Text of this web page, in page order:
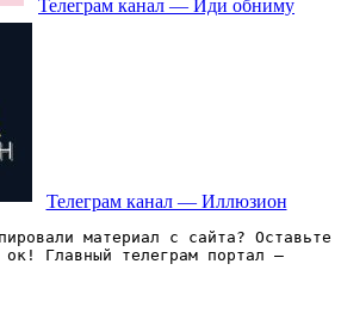
Телеграм канал — Иди обниму
Телеграм канал — Иллюзион
материал с сайта? Оставьте
Главный телеграм портал –